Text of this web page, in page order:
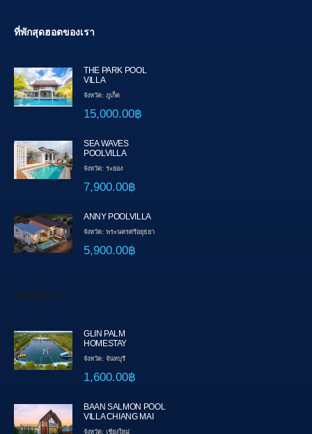
ที่พักสุดฮอตของเรา
THE PARK POOL
VILLA
จังหวัด: ภูเก็ต
15,000.00฿
SEA WAVES
POOLVILLA
จังหวัด: ระยอง
7,900.00฿
ANNY POOLVILLA
จังหวัด: พระนครศรีอยุธยา
5,900.00฿
ที่พักแนะนำ
GLIN PALM
HOMESTAY
จังหวัด: จันทบุรี
1,600.00฿
BAAN SALMON POOL
VILLA CHIANG MAI
จังหวัด: เชียงใหม่